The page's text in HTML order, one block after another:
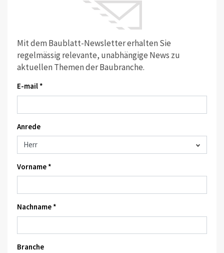
Mit dem Baublatt-Newsletter erhalten Sie
regelmässig relevante, unabhängige News zu
aktuellen Themen der Baubranche.
E-mail *
Anrede
Vorname *
Nachname *
Branche